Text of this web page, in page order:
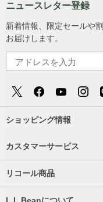
ニュースレター登録
新着情報、限定セールや
お届けします。
ショッピング情報
カスタマーサービス
リコール商品